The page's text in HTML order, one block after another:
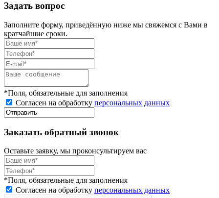
Задать вопрос
Заполните форму, приведённую ниже мы свяжемся с Вами в
кратчайшие сроки.
*Поля, обязательные для заполнения
Согласен на обработку персональных данных
Заказать обратный звонок
Оставьте заявку, мы проконсультируем вас
*Поля, обязательные для заполнения
Согласен на обработку персональных данных